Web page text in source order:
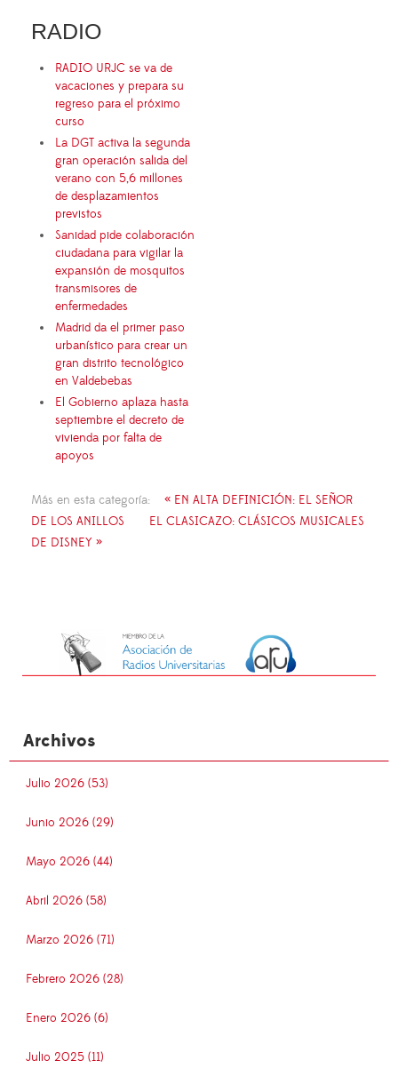
RADIO
RADIO URJC se va de
vacaciones y prepara su
regreso para el próximo
curso
La DGT activa la segunda
gran operación salida del
verano con 5,6 millones
de desplazamientos
previstos
Sanidad pide colaboración
ciudadana para vigilar la
expansión de mosquitos
transmisores de
enfermedades
Madrid da el primer paso
urbanístico para crear un
gran distrito tecnológico
en Valdebebas
El Gobierno aplaza hasta
septiembre el decreto de
vivienda por falta de
apoyos
Más en esta categoría:
« EN ALTA DEFINICIÓN: EL SEÑOR
DE LOS ANILLOS
EL CLASICAZO: CLÁSICOS MUSICALES
DE DISNEY »
Archivos
Julio 2026 (53)
Junio 2026 (29)
Mayo 2026 (44)
Abril 2026 (58)
Marzo 2026 (71)
Febrero 2026 (28)
Enero 2026 (6)
Julio 2025 (11)